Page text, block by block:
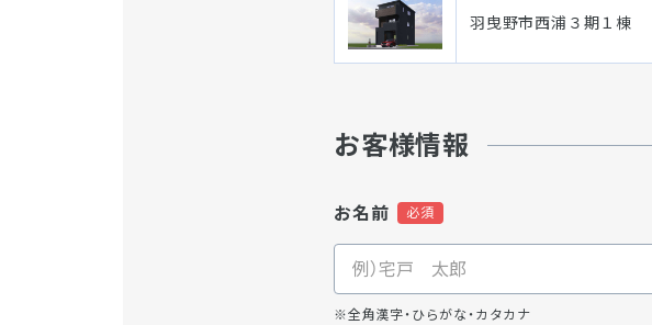
羽曳野市西浦３期１棟
お客様情報
お名前
※全角漢字・ひらがな・カタカナ